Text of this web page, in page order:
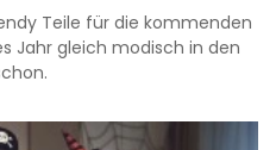
Teile für die kommenden
Jahr gleich modisch in den